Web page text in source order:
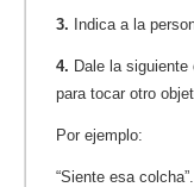
3. Indica a la
4. Dale la
para tocar otro
Por ejemplo:
“Siente esa colcha”.